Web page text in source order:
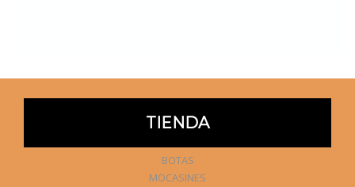
TIENDA
BOTAS
MOCASINES